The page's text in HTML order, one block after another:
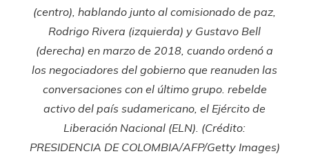
(centro), hablando junto al comisionado de paz,
Rodrigo Rivera (izquierda) y Gustavo Bell
(derecha) en marzo de 2018, cuando ordenó a
los negociadores del gobierno que reanuden las
conversaciones con el último grupo. rebelde
activo del país sudamericano, el Ejército de
Liberación Nacional (ELN). (Crédito:
PRESIDENCIA DE COLOMBIA/AFP/Getty Images)